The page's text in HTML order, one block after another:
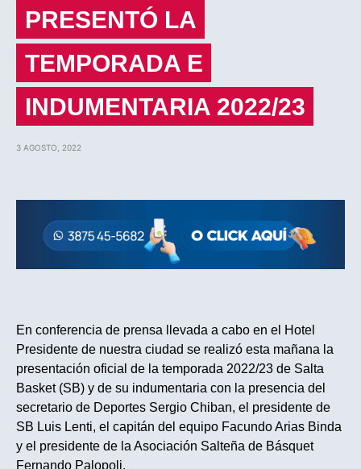
PRESENTÓ LA
TEMPORADA E
INDUMENTARIA 2022/23
3 AGOSTO, 2022
En conferencia de prensa llevada a cabo en el Hotel
Presidente de nuestra ciudad se realizó esta mañana la
presentación oficial de la temporada 2022/23 de Salta
Basket (SB) y de su indumentaria con la presencia del
secretario de Deportes Sergio Chiban, el presidente de
SB Luis Lenti, el capitán del equipo Facundo Arias Binda
y el presidente de la Asociación Salteña de Básquet
Fernando Palopoli.